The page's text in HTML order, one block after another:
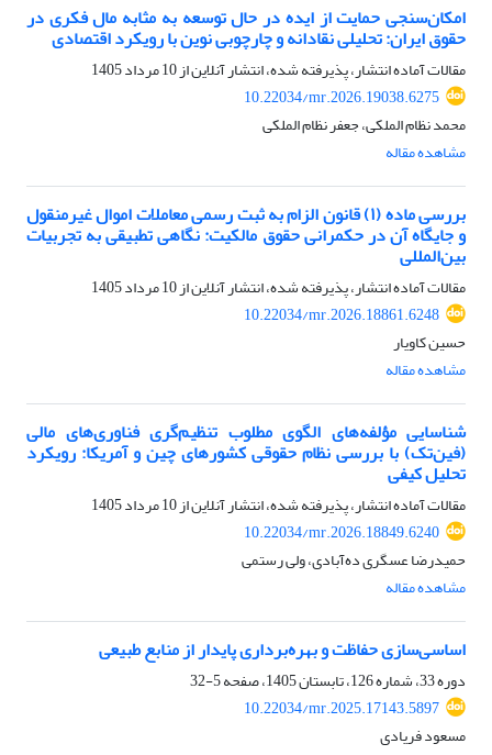
امکان‌سنجی حمایت از ایده‌ در حال توسعه به مثابه مال فکری در
حقوق ایران: تحلیلی نقادانه و چارچوبی نوین با رویکرد اقتصادی
مقالات آماده انتشار، پذیرفته شده، انتشار آنلاین از10 مرداد 1405
10.22034/mr.2026.19038.6275
محمد نظام الملکی، جعفر نظام الملکی
مشاهده مقاله
بررسی ماده (۱) قانون الزام به ثبت رسمی معاملات اموال غیرمنقول
و جایگاه آن در حکمرانی حقوق مالکیت: نگاهی تطبیقی به تجربیات
بین‌المللی
مقالات آماده انتشار، پذیرفته شده، انتشار آنلاین از10 مرداد 1405
10.22034/mr.2026.18861.6248
حسین کاویار
مشاهده مقاله
شناسایی مؤلفه‌های الگوی مطلوب تنظیم‌گری فناوری‌های مالی
(فین‌تک) با بررسی نظام حقوقی کشورهای چین و آمریکا: رویکرد
تحلیل کیفی
مقالات آماده انتشار، پذیرفته شده، انتشار آنلاین از10 مرداد 1405
10.22034/mr.2026.18849.6240
حمیدرضا عسگری ده‌آبادی، ولی رستمی
مشاهده مقاله
اساسی‌سازی حفاظت و بهره‌برداری پایدار از منابع‌ طبیعی
دوره 33، شماره 126، تابستان 1405، صفحه
5-32
10.22034/mr.2025.17143.5897
مسعود فریادی